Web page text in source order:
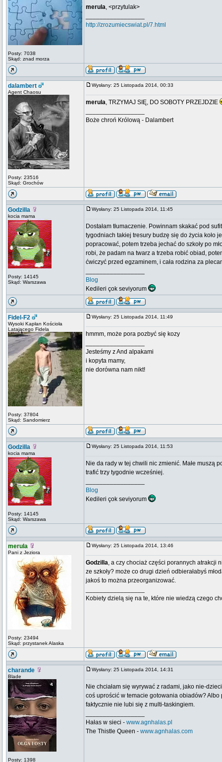
Posty: 7038
Skąd: znad morza
merula, <przytulak>
http://zrozumiecswiat.pl/7.html
dalambert
Agent Chaosu
Posty: 23516
Skąd: Grochów
Wysłany: 25 Listopada 2014, 00:33
merula, TRZYMAJ SIĘ, DO SOBOTY PRZEJDZIE
Boże chroń Królową - Dalambert
Godzilla
kocia mama
Posty: 14145
Skąd: Warszawa
Wysłany: 25 Listopada 2014, 11:45
Dostałam tłumaczenie. Powinnam skakać pod
tygodniach takiej tresury budzę się do życia koło
popracować, potem trzeba jechać do szkoły po
robi, że padam na twarz a trzeba robić obiad,
ćwiczyć przed egzaminem, i cała rodzina za
Blog
Kedileri çok seviyorum
Fidel-F2
Wysoki Kapłan Kościoła
Latającego Fidela
Posty: 37804
Skąd: Sandomierz
Wysłany: 25 Listopada 2014, 11:49
hmmm, może pora pozbyć się kozy
Jesteśmy z And alpakami
i kopyta mamy,
nie dorówna nam nikt!
Godzilla
kocia mama
Posty: 14145
Skąd: Warszawa
Wysłany: 25 Listopada 2014, 11:53
Nie da rady w tej chwili nic zmienić. Małe muszą
trafić trzy tygodnie wcześniej.
Blog
Kedileri çok seviyorum
merula
Pani z Jeziora
Posty: 23494
Skąd: przystanek Alaska
Wysłany: 25 Listopada 2014, 13:46
Godzilla, a czy chociaż części porannych atrakcji
ze szkoły? może co drugi dzień odbierałabyś
jakoś to można przeorganizować.
Kobiety dzielą się na te, które nie wiedzą czego
charande
Blade
Posty: 1398
Wysłany: 25 Listopada 2014, 14:31
Nie chciałam się wyrywać z radami, jako nie-
coś uprościć w temacie gotowania obiadów?
faktycznie nie lubi się z multi-taskingiem.
Hałas w sieci - www.agnhalas.pl
The Thistle Queen - www.agnhalas.com